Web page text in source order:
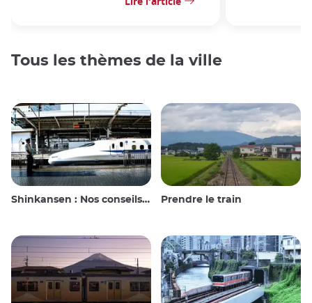
Tous les thèmes de la ville
Shinkansen : Nos conseils de voyage pour le train à grande vitesse japonais Prendre le train